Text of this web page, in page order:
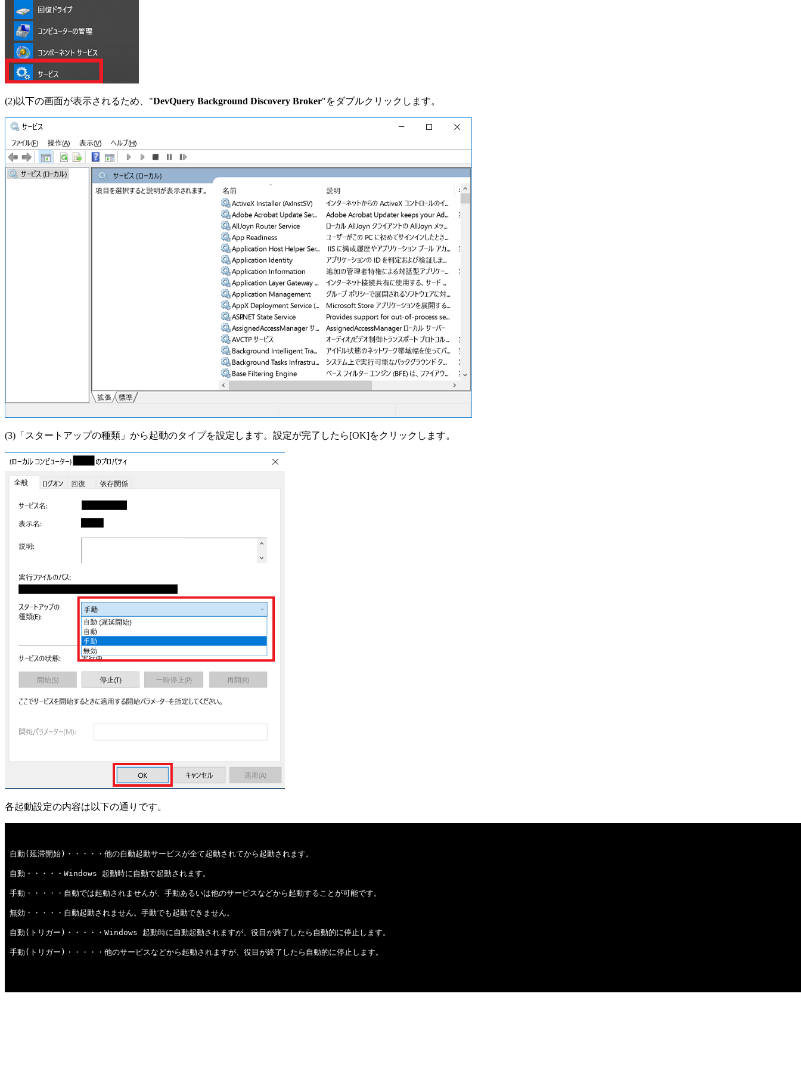
(2)以下の画面が表示されるため、"DevQuery Background Discovery Broker"をダブルクリックします。
(3)「スタートアップの種類」から起動のタイプを設定します。設定が完了したら[OK]をクリックします。
各起動設定の内容は以下の通りです。
自動(延滞開始)・・・・・他の自動起動サービスが全て起動されてから起動されます。
自動・・・・・Windows 起動時に自動で起動されます。
手動・・・・・自動では起動されませんが、手動あるいは他のサービスなどから起動することが可能です。
無効・・・・・自動起動されません。手動でも起動できません。
自動(トリガー)・・・・・Windows 起動時に自動起動されますが、役目が終了したら自動的に停止します。
手動(トリガー)・・・・・他のサービスなどから起動されますが、役目が終了したら自動的に停止します。